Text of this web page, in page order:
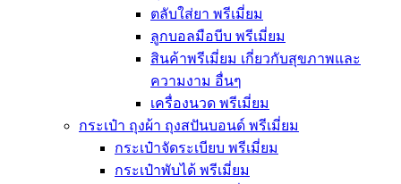
ตลับใส่ยา พรีเมี่ยม
ลูกบอลมือบีบ พรีเมี่ยม
สินค้าพรีเมี่ยม เกี่ยวกับสุขภาพและ
ความงาม อื่นๆ
เครื่องนวด พรีเมี่ยม
กระเป๋า ถุงผ้า ถุงสปันบอนด์ พรีเมี่ยม
กระเป๋าจัดระเบียบ พรีเมี่ยม
กระเป๋าพับได้ พรีเมี่ยม